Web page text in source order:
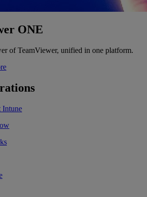
ONE
of TeamViewer, unified in one platform.
Intune